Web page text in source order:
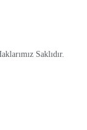
Saklıdır.